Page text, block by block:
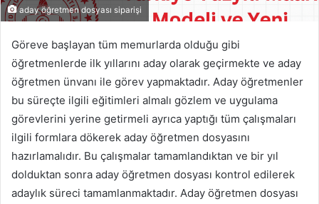
aday öğretmen dosyası siparişi
Göreve başlayan tüm memurlarda olduğu gibi
öğretmenlerde ilk yıllarını aday olarak geçirmekte ve aday
öğretmen ünvanı ile görev yapmaktadır. Aday öğretmenler
bu süreçte ilgili eğitimleri almalı gözlem ve uygulama
görevlerini yerine getirmeli ayrıca yaptığı tüm çalışmaları
ilgili formlara dökerek aday öğretmen dosyasını
hazırlamalıdır. Bu çalışmalar tamamlandıktan ve bir yıl
dolduktan sonra aday öğretmen dosyası kontrol edilerek
adaylık süreci tamamlanmaktadır. Aday öğretmen dosyası